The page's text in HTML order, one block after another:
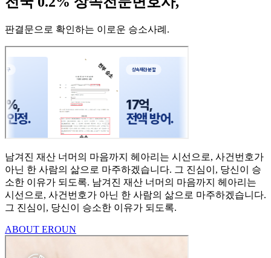
판결문으로 확인하는 이로운 승소사례 .
남겨진 재산 너머의 마음까지 헤아리는 시선으로, 사건번호가
아닌 한 사람의 삶으로 마주하겠습니다. 그 진심이, 당신이 승
소한 이유가 되도록. 남겨진 재산 너머의 마음까지 헤아리는
시선으로, 사건번호가 아닌 한 사람의 삶으로 마주하겠습니다.
그 진심이, 당신이 승소한 이유가 되도록.
ABOUT EROUN